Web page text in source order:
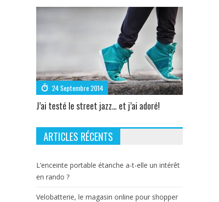
24 Septembre 2014
J’ai testé le street jazz… et j’ai adoré!
ARTICLES RÉCENTS
L’enceinte portable étanche a-t-elle un intérêt
en rando ?
Velobatterie, le magasin online pour shopper